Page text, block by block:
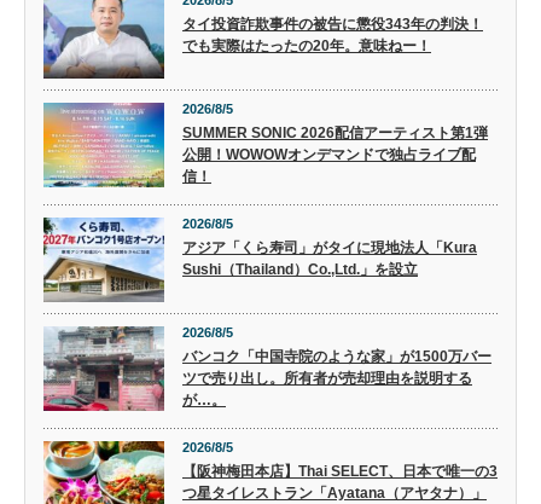
タイ投資詐欺事件の被告に懲役343年の判決！
でも実際はたったの20年。意味ねー！
2026/8/5
SUMMER SONIC 2026配信アーティスト第1弾
公開！WOWOWオンデマンドで独占ライブ配
信！
2026/8/5
アジア「くら寿司」がタイに現地法人「Kura
Sushi（Thailand）Co.,Ltd.」を設立
2026/8/5
バンコク「中国寺院のような家」が1500万バー
ツで売り出し。所有者が売却理由を説明する
が…。
2026/8/5
【阪神梅田本店】Thai SELECT、日本で唯一の3
つ星タイレストラン「Ayatana（アヤタナ）」